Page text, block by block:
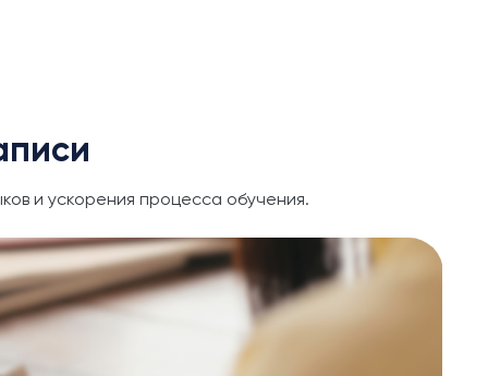
и ускорения процесса обучения.